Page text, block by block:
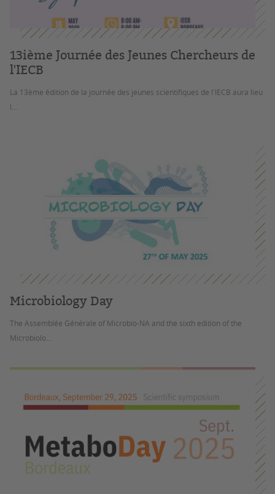
13ième Journée des Jeunes Chercheurs de
l'IECB
La 13ème édition de la journée des jeunes scientifiques de l'IECB aura lieu
l...
Microbiology Day
The Assemblée Générale of Microbio-NA and the sixth edition of the
Microbiolo...